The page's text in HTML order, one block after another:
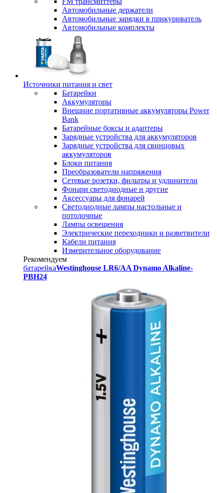
Автомобильные держатели
Автомобильные зарядки в прикуриватель
Автомобильные комплекты
Источники питания и свет
Батарейки
Аккумуляторы
Внешние портативные аккумуляторы Power
Bank
Батарейные боксы и адаптеры
Зарядные устройства для аккумуляторов
Зарядные устройства для свинцовых
аккумуляторов
Блоки питания
Преобразователи напряжения
Сетевые розетки, фильтры и удлинители
Фонари светодиодные и другие
Аксессуары для фонарей
Светодиодные лампы настольные и
потолочные
Лампы освещения
Электрические переходники и разветвители
Кабели питания
Измерительное оборудование
Рекомендуем
батарейкаWestinghouse LR6/AA Dynamo Alkaline-
PBH24